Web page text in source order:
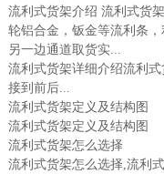
流利式货架介绍 流利式货
轮铝合金，钣金等流利条
另一边通道取货实...
流利式货架详细介绍流利
接到前后...
流利式货架定义及结构图
流利式货架定义及结构图
流利式货架怎么选择
流利式货架怎么选择,流利